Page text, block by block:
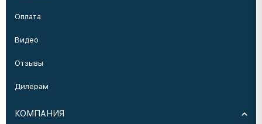
Оплата
Видео
Отзывы
Дилерам
КОМПАНИЯ